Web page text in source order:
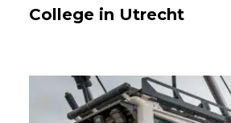
College in Utrecht